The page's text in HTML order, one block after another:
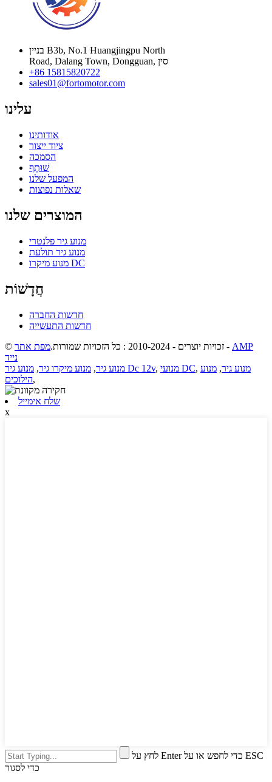
בניין B3b, No.1 Huangjingpu North
Road, Dalang Town, Dongguan, סין
+86 15815820722
sales01@fortomotor.com
עלינו
אודותינו
ציוד ייצור
הסמכה
שׁוּתָף
המפעל שלנו
שאלות נפוצות
המוצרים שלנו
מנוע גיר פלנטרי
מנוע גיר תולעת
מנוע מיקרו DC
חֲדָשׁוֹת
חדשות החברה
חדשות התעשייה
© זכויות יוצרים - 2010-2024 : כל הזכויות שמורות.
מפת אתר - AMP
נייד
מנוע גיר, מנוע מיקרו גיר, מנוע גיר Dc 12v, מנועי DC, מנוע גיר, מנוע
הילוכים,
שלח אימייל
x
לחץ על Enter כדי לחפש או על ESC
כדי לסגור